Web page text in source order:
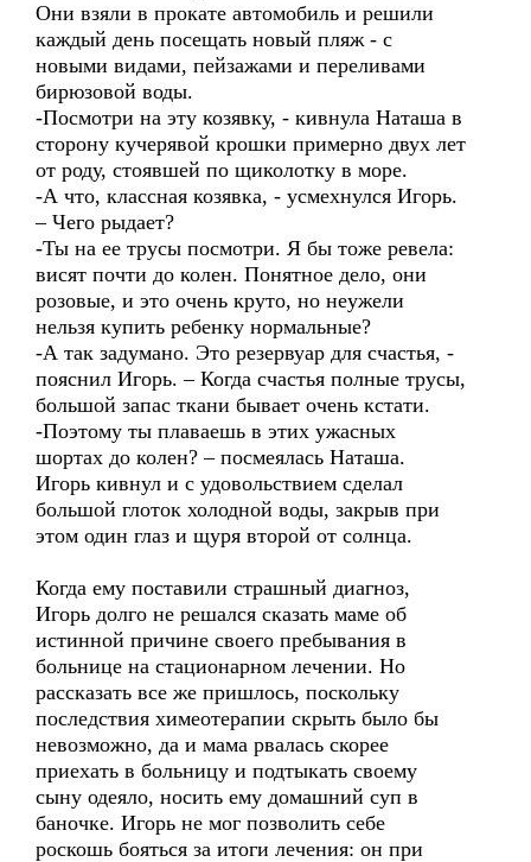
Они взяли в прокате автомобиль и решили
каждый день посещать новый пляж - с
новыми видами, пейзажами и переливами
бирюзовой воды.
-Посмотри на эту козявку, - кивнула Наташа в
сторону кучерявой крошки примерно двух лет
от роду, стоявшей по щиколотку в море.
-А что, классная козявка, - усмехнулся Игорь.
– Чего рыдает?
-Ты на ее трусы посмотри. Я бы тоже ревела:
висят почти до колен. Понятное дело, они
розовые, и это очень круто, но неужели
нельзя купить ребенку нормальные?
-А так задумано. Это резервуар для счастья, -
пояснил Игорь. – Когда счастья полные трусы,
большой запас ткани бывает очень кстати.
-Поэтому ты плаваешь в этих ужасных
шортах до колен? – посмеялась Наташа.
Игорь кивнул и с удовольствием сделал
большой глоток холодной воды, закрыв при
этом один глаз и щуря второй от солнца.
Когда ему поставили страшный диагноз,
Игорь долго не решался сказать маме об
истинной причине своего пребывания в
больнице на стационарном лечении. Но
рассказать все же пришлось, поскольку
последствия химеотерапии скрыть было бы
невозможно, да и мама рвалась скорее
приехать в больницу и подтыкать своему
сыну одеяло, носить ему домашний суп в
баночке. Игорь не мог позволить себе
роскошь бояться за итоги лечения: он при